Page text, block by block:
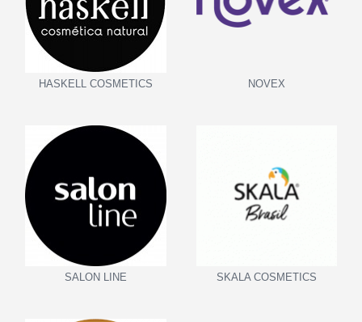
HASKELL COSMETICS NOVEX
SALON LINE SKALA COSMETICS